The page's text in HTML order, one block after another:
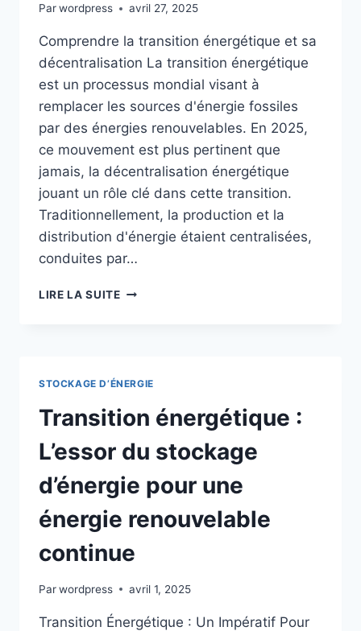
Parwordpress avril 27, 2025
Comprendre la transition énergétique et sa
décentralisation La transition énergétique
est un processus mondial visant à
remplacer les sources d'énergie fossiles
par des énergies renouvelables. En 2025,
ce mouvement est plus pertinent que
jamais, la décentralisation énergétique
jouant un rôle clé dans cette transition.
Traditionnellement, la production et la
distribution d'énergie étaient centralisées,
conduites par…
LIRE LA SUITEL’ESSOR
OPPORTUNITÉS
ET
DÉFIS
POUR
LES
COLLECTIVITÉS
STOCKAGE D’ÉNERGIE
Transition énergétique :
L’essor du stockage
d’énergie pour une
énergie renouvelable
continue
Parwordpress avril 1, 2025
Transition Énergétique : Un Impératif Pour